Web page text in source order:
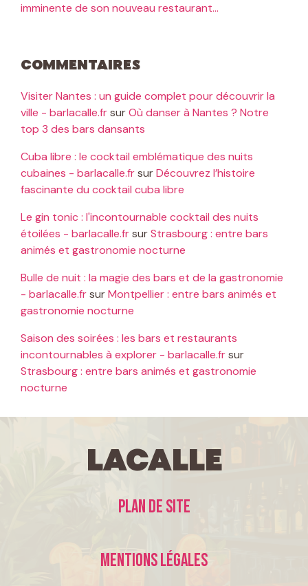
imminente de son nouveau restaurant…
Commentaires
Visiter Nantes : un guide complet pour découvrir la
ville - barlacalle.frsurOù danser à Nantes ? Notre
top 3 des bars dansants
Cuba libre : le cocktail emblématique des nuits
cubaines - barlacalle.frsurDécouvrez l’histoire
fascinante du cocktail cuba libre
Le gin tonic : l'incontournable cocktail des nuits
étoilées - barlacalle.frsurStrasbourg : entre bars
animés et gastronomie nocturne
Bulle de nuit : la magie des bars et de la gastronomie
- barlacalle.frsurMontpellier : entre bars animés et
gastronomie nocturne
Saison des soirées : les bars et restaurants
incontournables à explorer - barlacalle.frsur
Strasbourg : entre bars animés et gastronomie
nocturne
LaCalle
Plan de site
Mentions légales